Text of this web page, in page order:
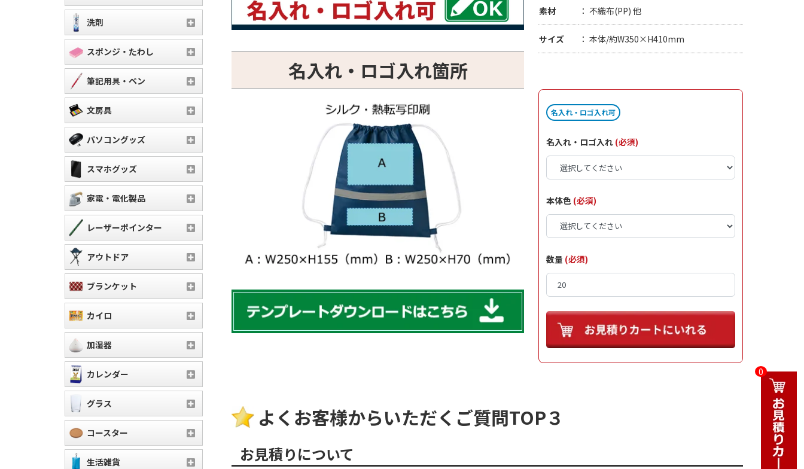
洗剤
スポンジ・たわし
筆記用具・ペン
文房具
パソコングッズ
スマホグッズ
家電・電化製品
レーザーポインター
アウトドア
ブランケット
カイロ
加湿器
カレンダー
グラス
コースター
生活雑貨
素材 不織布(PP) 他
サイズ 本体/約W350×H410mm
名入れ・ロゴ入れ可
名入れ・ロゴ入れ (必須)
本体色 (必須)
数量 (必須)
名入れ・ロゴ入れ箇所
よくお客様からいただくご質問TOP３
お見積りについて
0